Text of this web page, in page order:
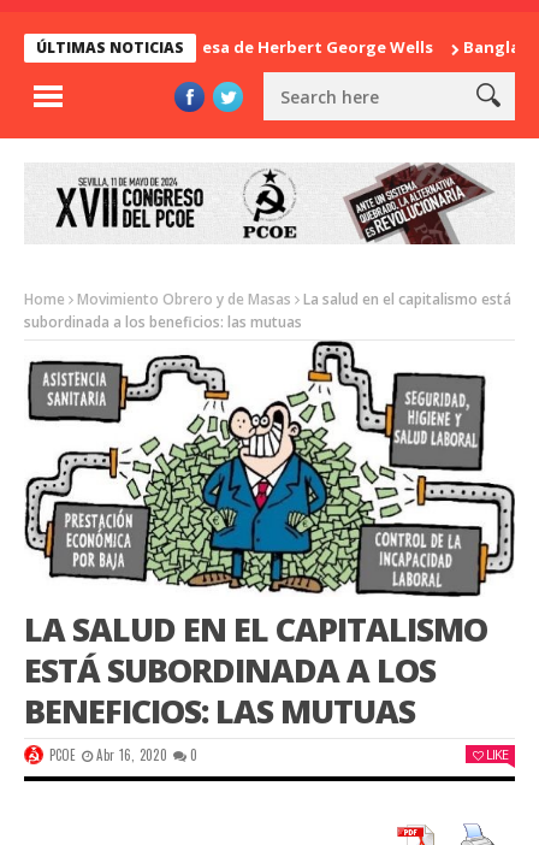
ÚLTIMAS NOTICIAS
La sorpresa de Herbert George Wells Bangladesh:
Home Movimiento Obrero y de Masas
La salud en el capitalismo está
subordinada a los beneficios: las mutuas
LA SALUD EN EL CAPITALISMO
ESTÁ SUBORDINADA A LOS
BENEFICIOS: LAS MUTUAS
PCOE Abr 16, 2020 0 LIKE